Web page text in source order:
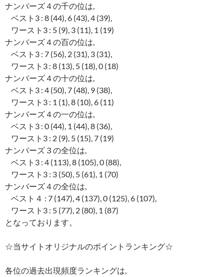
ナンバーズ４の千の位は,
ベスト3 : 8 (44), 6 (43), 4 (39),
ワースト3 : 5 (9), 3 (11), 1 (19)
ナンバーズ４の百の位は,
ベスト3 : 7 (56), 2 (31), 3 (31),
ワースト3 : 8 (13), 5 (18), 0 (18)
ナンバーズ４の十の位は,
ベスト3 : 4 (50), 7 (48), 9 (38),
ワースト3 : 1 (1), 8 (10), 6 (11)
ナンバーズ４の一の位は,
ベスト3 : 0 (44), 1 (44), 8 (36),
ワースト3 : 2 (9), 5 (15), 7 (19)
ナンバーズ３の全位は,
ベスト3 : 4 (113), 8 (105), 0 (88),
ワースト3 : 3 (50), 5 (61), 1 (70)
ナンバーズ４の全位は,
ベスト４ : 7 (147), 4 (137), 0 (125), 6 (107),
ワースト3 : 5 (77), 2 (80), 1 (87)
となっております。
☆当サイトオリジナルのポイントランキング☆
各位の過去出現頻度ランキングは,